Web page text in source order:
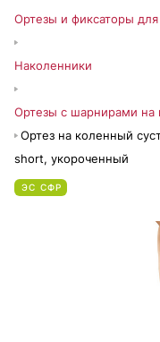
Ортезы и фиксаторы для
Наколенники
Ортезы с шарнирами на
Ортез на коленный
short, укороченный
ЭС СФР